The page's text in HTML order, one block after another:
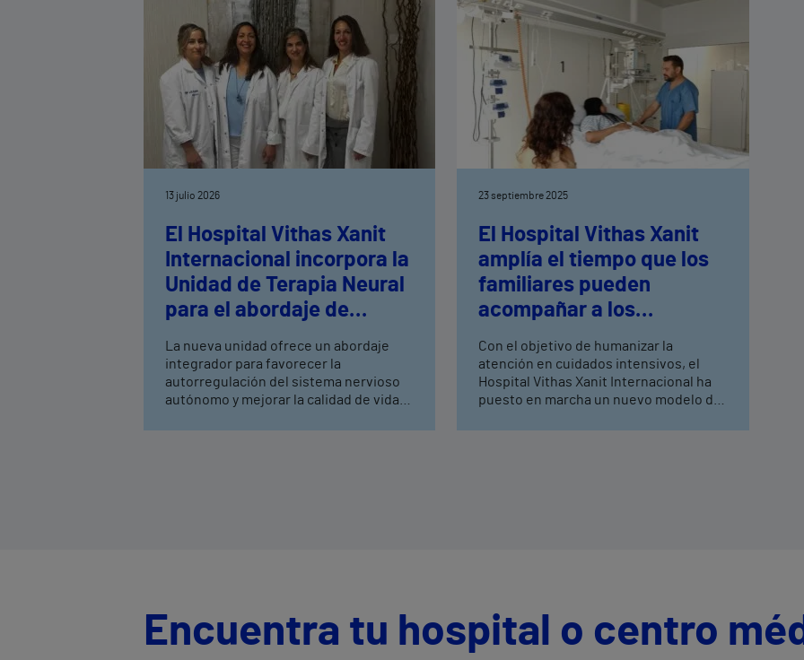
13 julio 2026
El Hospital Vithas Xanit
Internacional incorpora la
Unidad de Terapia Neural
para el abordaje de
complejas
La nueva unidad ofrece un abordaje
integrador para favorecer la
autorregulación del sistema nervioso
autónomo y mejorar la calidad de vida
23 septiembre 2025
El Hospital Vithas Xanit
amplía el tiempo que los
familiares pueden
acompañar a los
UCI para beneficiar su
recuperación
Con el objetivo de humanizar la
atención en cuidados intensivos, el
Hospital Vithas Xanit Internacional ha
puesto en marcha un nuevo modelo de
Encuentra tu hospital o centro